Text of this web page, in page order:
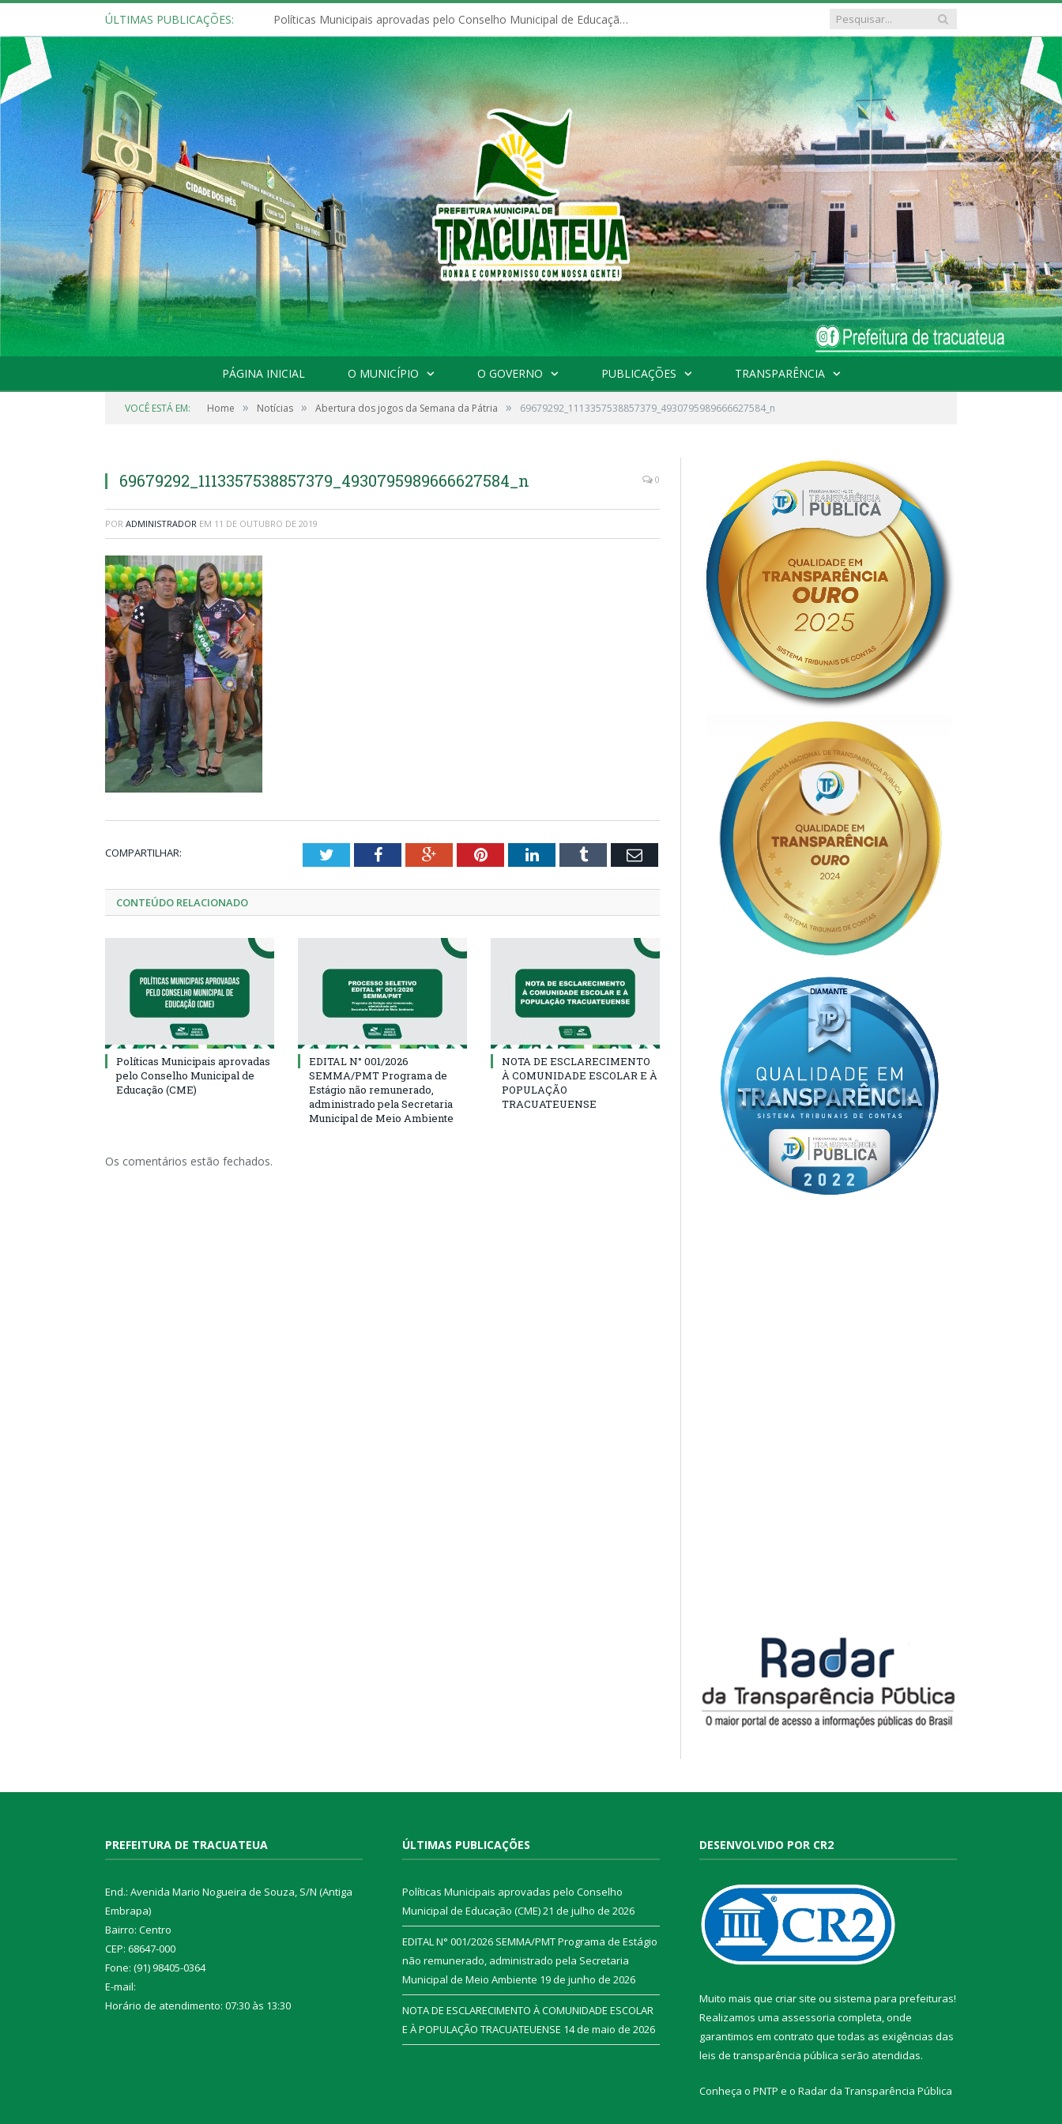
ÚLTIMAS PUBLICAÇÕES: Políticas Municipais aprovadas pelo Conselho Municipal de Educação (CME)
PÁGINA INICIAL O MUNICÍPIO O GOVERNO PUBLICAÇÕES TRANSPARÊNCIA
VOCÊ ESTÁ EM: Home » Notícias » Abertura dos jogos da Semana da Pátria » 69679292_1113357538857379_4930795989666627584_n
69679292_1113357538857379_4930795989666627584_n 0
POR ADMINISTRADOR EM 11 DE OUTUBRO DE 2019
COMPARTILHAR: TwitterFacebookGoogle+PinterestLinkedInTumblr Email
CONTEÚDO RELACIONADO
Políticas Municipais aprovadas
pelo Conselho Municipal de
Educação (CME)
EDITAL N° 001/2026
SEMMA/PMT Programa de
Estágio não remunerado,
administrado pela Secretaria
Municipal de Meio Ambiente
NOTA DE ESCLARECIMENTO
À COMUNIDADE ESCOLAR E À
POPULAÇÃO
TRACUATEUENSE
Os comentários estão fechados.
PREFEITURA DE TRACUATEUA
End.: Avenida Mario Nogueira de Souza, S/N (Antiga
Embrapa)
Bairro: Centro
CEP: 68647-000
Fone: (91) 98405-0364
E-mail:
Horário de atendimento: 07:30 às 13:30
ÚLTIMAS PUBLICAÇÕES
Políticas Municipais aprovadas pelo Conselho
Municipal de Educação (CME)21 de julho de 2026
EDITAL N° 001/2026 SEMMA/PMT Programa de Estágio
não remunerado, administrado pela Secretaria
Municipal de Meio Ambiente 19 de junho de 2026
NOTA DE ESCLARECIMENTO À COMUNIDADE ESCOLAR
E À POPULAÇÃO TRACUATEUENSE 14 de maio de 2026
DESENVOLVIDO POR CR2
Muito mais que criar site ou sistema para prefeituras!
Realizamos uma assessoria completa, onde
garantimos em contrato que todas as exigências das
leis de transparência pública serão atendidas.
Conheça o PNTP e o Radar da Transparência Pública